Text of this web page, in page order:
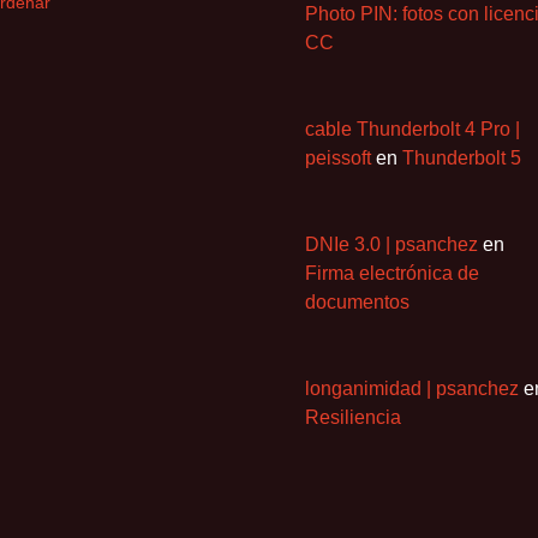
Photo PIN: fotos con
CC
cable Thunderbolt 4 Pro |
peissoften Thunderbolt 5
DNIe 3.0 | psanchez en
Firma electrónica de
documentos
longanimidad | psanchez
Resiliencia